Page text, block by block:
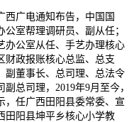
广电通知布告，中国国
室帮理调研员、副从任；
办公室从任、手艺办理核心
财政报账核心总监、总支
副董事长、总司理、总法令
总司理，2019年9月至今，
，任广西田阳县委常委、宣
田阳县坤平乡核心小学教